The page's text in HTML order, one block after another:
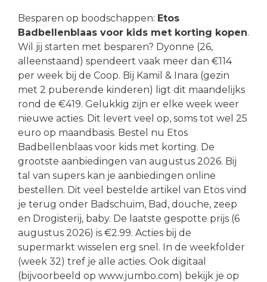
Besparen op boodschappen: Etos
Badbellenblaas voor kids met korting kopen.
Wil jij starten met besparen? Dyonne (26,
alleenstaand) spendeert vaak meer dan €114
per week bij de Coop. Bij Kamil & Inara (gezin
met 2 puberende kinderen) ligt dit maandelijks
rond de €419. Gelukkig zijn er elke week weer
nieuwe acties. Dit levert veel op, soms tot wel 25
euro op maandbasis. Bestel nu Etos
Badbellenblaas voor kids met korting. De
grootste aanbiedingen van augustus 2026. Bij
tal van supers kan je aanbiedingen online
bestellen. Dit veel bestelde artikel van Etos vind
je terug onder Badschuim, Bad, douche, zeep
en Drogisterij, baby. De laatste gespotte prijs (6
augustus 2026) is €2.99. Acties bij de
supermarkt wisselen erg snel. In de weekfolder
(week 32) tref je alle acties. Ook digitaal
(bijvoorbeeld op www.jumbo.com) bekijk je op